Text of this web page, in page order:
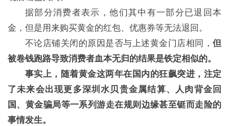
据部分消费者表示，他们其中有一部分已退回本
金，但是用来购买黄金的红包、优惠券等无法退回。
不论店铺关闭的原因是否与上述黄金门店相同， 但
被卷钱跑路导致消费者血本无归的结果是铁定相似的。
事实上，随着黄金这两年在国内的狂飙突进，注定
了未来会出现更多深圳水贝贵金属结算、人肉背金回
国、黄金骗局等一系列游走在规则边缘甚至铤而走险的
事情发生。